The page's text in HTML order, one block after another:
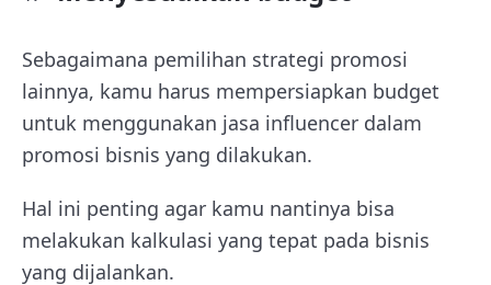
Sebagaimana pemilihan strategi promosi
lainnya, kamu harus mempersiapkan budget
untuk menggunakan jasa influencer dalam
promosi bisnis yang dilakukan.
Hal ini penting agar kamu nantinya bisa
melakukan kalkulasi yang tepat pada bisnis
yang dijalankan.